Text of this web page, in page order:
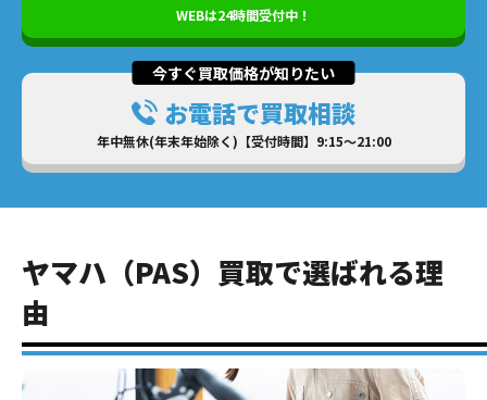
WEBは24時間受付中！
今すぐ買取価格が知りたい
お電話で買取相談
年中無休(年末年始除く)【受付時間】9:15～21:00
ヤマハ（PAS）買取で選ばれる理
由